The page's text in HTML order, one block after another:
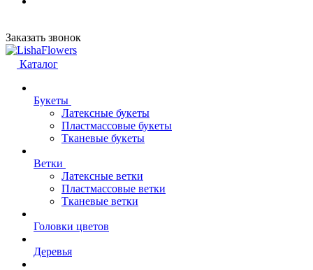
Заказать звонок
Каталог
Букеты
Латексные букеты
Пластмассовые букеты
Тканевые букеты
Ветки
Латексные ветки
Пластмассовые ветки
Тканевые ветки
Головки цветов
Деревья